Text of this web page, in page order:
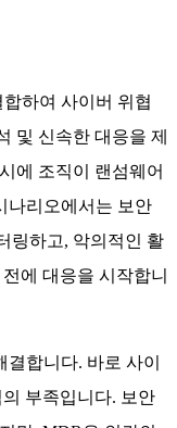
하여 사이버 위협
및 신속한 대응을 제
에 조직이 랜섬웨어
나리오에서는 보안
링하고, 악의적인 활
에 대응을 시작합니
합니다. 바로 사이
부족입니다. 보안